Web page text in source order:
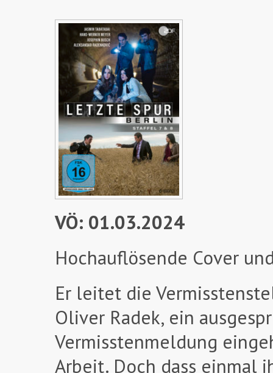
VÖ: 01.03.2024
Hochauflösende Cover
Er leitet die
Oliver Radek, ein
Vermisstenmeldung
Arbeit. Doch dass einmal